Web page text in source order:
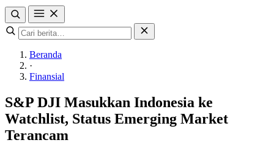
Beranda
·
Finansial
S&P DJI Masukkan Indonesia ke
Watchlist, Status Emerging Market
Terancam